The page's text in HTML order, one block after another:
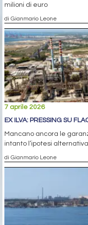
milioni di euro
di Gianmario Leone
7 aprile 2026
EX ILVA: PRESSING SU
Mancano ancora le
intanto l’ipotesi
di Gianmario Leone